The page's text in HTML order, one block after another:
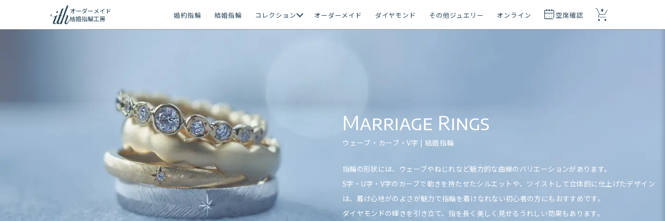
オーダーメイド
結婚指輪工房
婚約指輪 結婚指輪 コレクション オーダーメイド ダイヤモンド その他ジュエリー オンライン 空席確認
+
ウェーブ・カーブ・V字 | 結婚指輪
Marriage Rings
指輪の形状には、ウェーブやねじれなど魅力的な曲線のバリエーションがあります。
S字・U字・V字のカーブで動きを持たせたシルエットや、ツイストして立体的に仕上げたデザイン
は、着け心地がのよさが魅力で指輪を着けなれない初心者の方にもおすすめです。
ダイヤモンドの輝きを引き立て、指を長く美しく見せるうれしい効果もあります。